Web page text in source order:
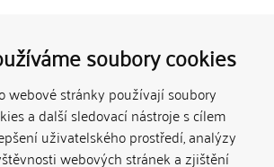
soubory cookies
webové stránky používají soubory
a další sledovací nástroje s cílem
uživatelského prostředí, analýzy
webových stránek a zjištění
použity k
vydávány
nebo jinou
než autora.
shall not